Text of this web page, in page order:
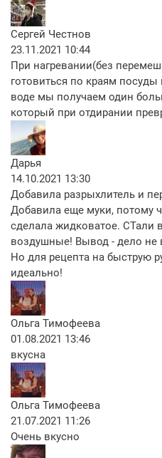
Сергей Честнов
23.11.2021 10:44
При нагревании(без
готовиться по краям посуды
воде мы получаем один
который при отдирании
Дарья
14.10.2021 13:30
Добавила разрыхлитель и
Добавила еще муки, потому
сделала жидковатое. СТали
воздушные! Вывод - дело не в
Но для рецепта на быструю
идеально!
Ольга Тимофеева
01.08.2021 13:46
вкусна
Ольга Тимофеева
21.07.2021 11:26
Очень вкусно